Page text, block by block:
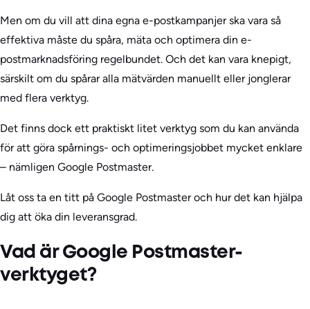
Men om du vill att dina egna e-postkampanjer ska vara så
effektiva måste du spåra, mäta och optimera din e-
postmarknadsföring regelbundet. Och det kan vara knepigt,
särskilt om du spårar alla mätvärden manuellt eller jonglerar
med flera verktyg.
Det finns dock ett praktiskt litet verktyg som du kan använda
för att göra spårnings- och optimeringsjobbet mycket enklare
– nämligen Google Postmaster.
Låt oss ta en titt på Google Postmaster och hur det kan hjälpa
dig att öka din leveransgrad.
Vad är Google Postmaster-
verktyget?